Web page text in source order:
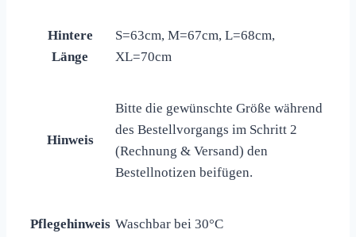
Hintere
Länge
S=63cm, M=67cm, L=68cm,
XL=70cm
Hinweis
Bitte die gewünschte Größe während
des Bestellvorgangs im Schritt 2
(Rechnung & Versand) den
Bestellnotizen beifügen.
Pflegehinweis Waschbar bei 30°C